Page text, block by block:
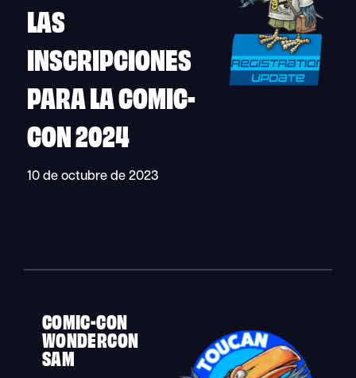
LAS
INSCRIPCIONES
PARA LA COMIC-
CON 2024
10 de octubre de 2023
COMIC-CON
WONDERCON
SAM